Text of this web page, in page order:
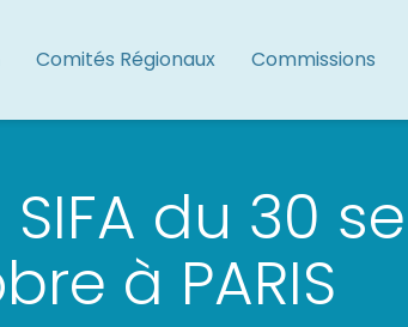
Comités Régionaux Commissions
du 30
à PARIS